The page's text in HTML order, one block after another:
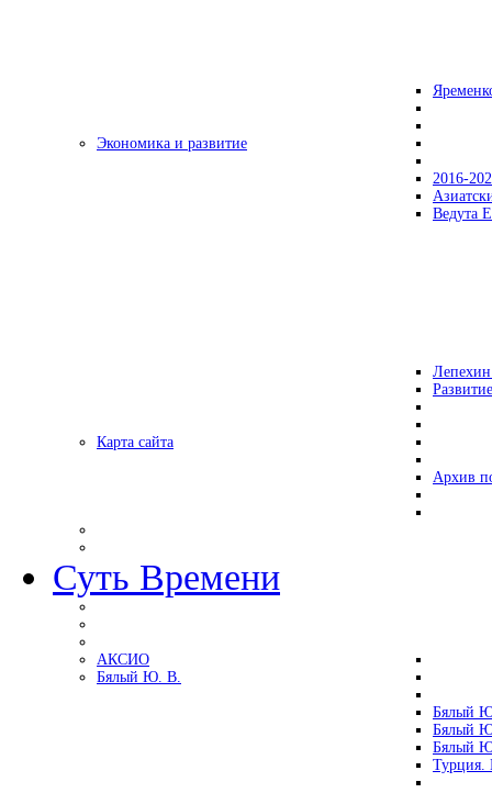
Экономика и развитие
2016-
Ведута
Карта сайта
Архив
Суть Времени
АКСИО
Бялый Ю. В.
Бялый
Бялый
Бялый
Турция.